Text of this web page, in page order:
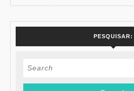
PESQUISAR:
Search